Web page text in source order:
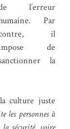
l’erreur
Par
il
de
la
culture juste
les personnes à